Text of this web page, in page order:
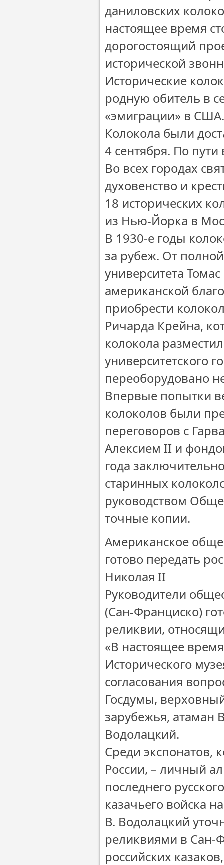
даниловских
настоящее время
дорогостоящий
исторической
Исторические
родную обитель в
«эмиграции» в США.
Колокола были
4 сентября. По
Во всех городах
духовенство и
18 исторических
из Нью-Йорка в
В 1930-е годы
за рубеж. От
университета
американской
приобрести
Ричарда Крейна,
колокола
университетского
переоборудовано
Впервые попытки
колоколов были
переговоров с
Алексием II и
года
старинных
руководством
точные копии.
Американское
готово передать
Николая II
Руководители
(Сан-Франциско)
реликвии,
«В настоящее
Исторического
согласования
Госдумы,
зарубежья, атаман
Водолацкий.
Среди экспонатов,
России, – личный
последнего
казачьего войска
В. Водолацкий
реликвиями в Сан-
российских